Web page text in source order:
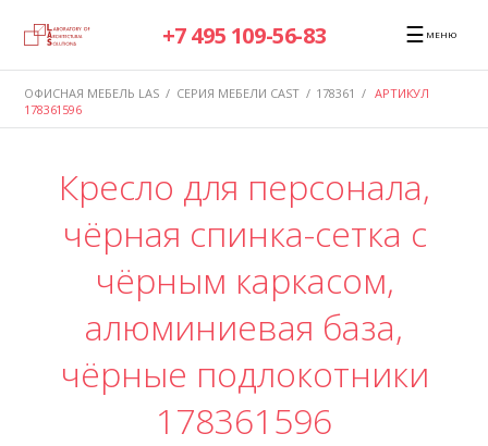
+7 495 109-56-83 ☰ МЕНЮ
ОФИСНАЯ МЕБЕЛЬ LAS / СЕРИЯ МЕБЕЛИ CAST / 178361 / АРТИКУЛ
178361596
Кресло для персонала,
чёрная спинка-сетка с
чёрным каркасом,
алюминиевая база,
чёрные подлокотники
178361596